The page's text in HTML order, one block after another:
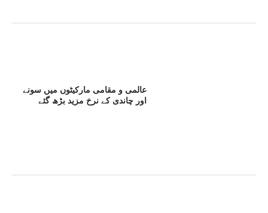
عالمی و مقامی مارکیٹوں میں سونے
اور چاندی کے نرخ مزید بڑھ گئے